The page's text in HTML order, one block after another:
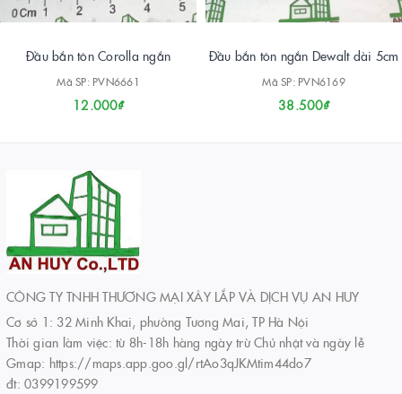
Đầu bắn tôn Corolla ngắn
Mã SP: PVN6661
12.000₫
Đầu bắn tôn ngắn Dewalt dài 5cm
Mã SP: PVN6169
38.500₫
CÔNG TY TNHH THƯƠNG MẠI XÂY LẮP VÀ DỊCH VỤ AN HUY
Cơ sở 1: 32 Minh Khai, phường Tương Mai, TP Hà Nội
Thời gian làm việc: từ 8h-18h hàng ngày trừ Chủ nhật và ngày lễ
Gmap: https://maps.app.goo.gl/rtAo3qJKMtim44do7
đt: 0399199599